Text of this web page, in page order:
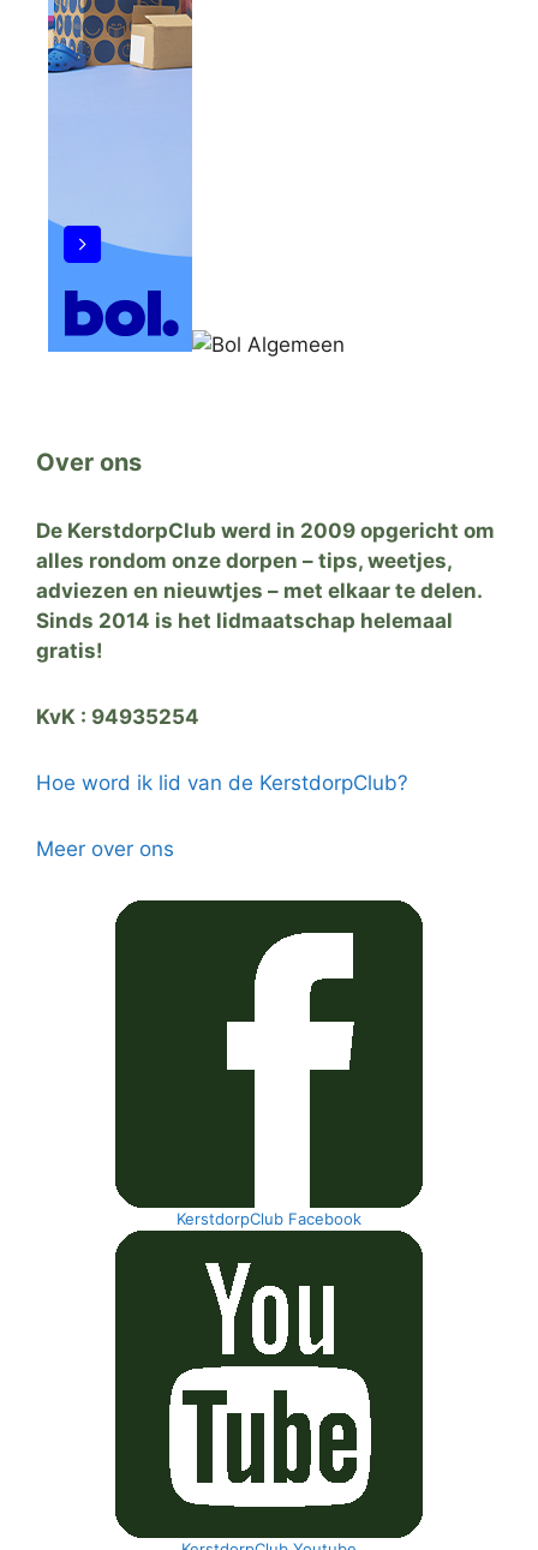
Over ons
De KerstdorpClub werd in 2009 opgericht om
alles rondom onze dorpen – tips, weetjes,
adviezen en nieuwtjes – met elkaar te delen.
Sinds 2014 is het lidmaatschap helemaal
gratis!
KvK : 94935254
Hoe word ik lid van de KerstdorpClub?
Meer over ons
KerstdorpClub Facebook